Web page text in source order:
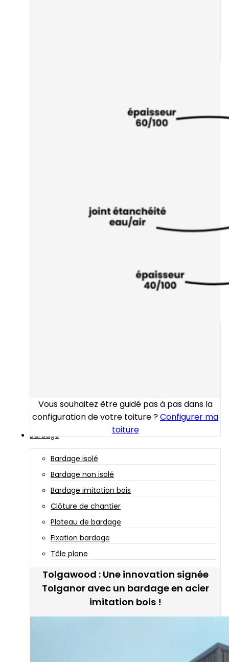
Vous souhaitez être guidé pas à pas dans la
configuration de votre toiture ?Configurer ma
toiture
Bardage
Bardage isolé
Bardage non isolé
Bardage imitation bois
Clôture de chantier
Plateau de bardage
Fixation bardage
Tôle plane
Tolgawood : Une innovation signée
Tolganor avec un bardage en acier
imitation bois !